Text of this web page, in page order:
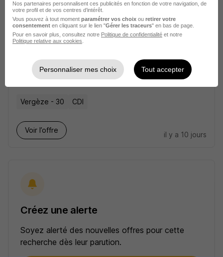
Financière Clientèle Professio H/F
mon Financement Pro
Vergèze - 30 CDI
Voir l’offre
il y a 10 jours
Créez une alerte
Soyez alerté des nouvelles offres pour cette
recherche dès leur parution.
Nos partenaires personnalisent ces publicités en fonction de votre navigation, de
votre profil et de vos centres d’intérêt.
Vous pouvez à tout moment paramétrer vos choix ou retirer votre
consentement en cliquant sur le lien "Gérer les traceurs" en bas de page.
Pour en savoir plus, consultez notre Politique de confidentialité et notre
Politique relative aux cookies
Personnaliser mes choix Tout accepter